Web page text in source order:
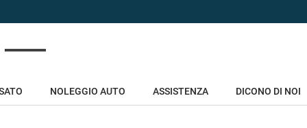
NOLEGGIO AUTO ASSISTENZA DICONO DI NOI